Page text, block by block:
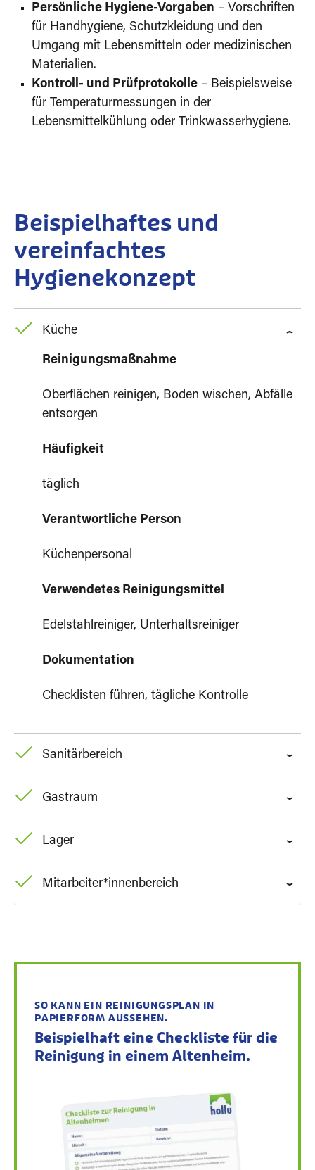
Persönliche Hygiene-Vorgaben – Vorschriften
für Handhygiene, Schutzkleidung und den
Umgang mit Lebensmitteln oder medizinischen
Materialien.
Kontroll- und Prüfprotokolle – Beispielsweise
für Temperaturmessungen in der
Lebensmittelkühlung oder Trinkwasserhygiene.
Beispielhaftes und
vereinfachtes
Hygienekonzept
Küche
Reinigungsmaßnahme
Oberflächen reinigen, Boden wischen, Abfälle
entsorgen
Häufigkeit
täglich
Verantwortliche Person
Küchenpersonal
Verwendetes Reinigungsmittel
Edelstahlreiniger, Unterhaltsreiniger
Dokumentation
Checklisten führen, tägliche Kontrolle
Sanitärbereich
Gastraum
Lager
Mitarbeiter*innenbereich
SO KANN EIN REINIGUNGSPLAN IN
PAPIERFORM AUSSEHEN.
Beispielhaft eine Checkliste für die
Reinigung in einem Altenheim.